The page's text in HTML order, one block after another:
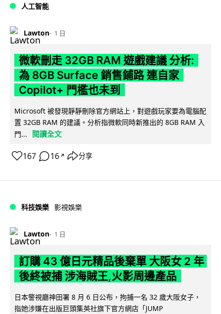
人工智能
Lawton 1 日
微軟刪走 32GB RAM 遊戲建議 分析:
為 8GB Surface 銷售鋪路 連自家
Copilot+ 門檻也未到
Microsoft 被發現靜靜刪除官方網站上，對遊戲玩家要為電腦配
置 32GB RAM 的建議。分析指微軟同時新推出的 8GB RAM 入
門...
閱讀全文
167 16 ↗ 分享
科技娛樂 影視娛樂
Lawton 1 日
訂購 43 億日元精品後棄單 大阪女 2 年
後終被捕 涉海賊王,火影周邊產品
日本警視廳神田署 8 月 6 日公布，拘捕一名 32 歲大阪女子，
指她涉嫌在出版巨頭集英社旗下官方網店「JUMP